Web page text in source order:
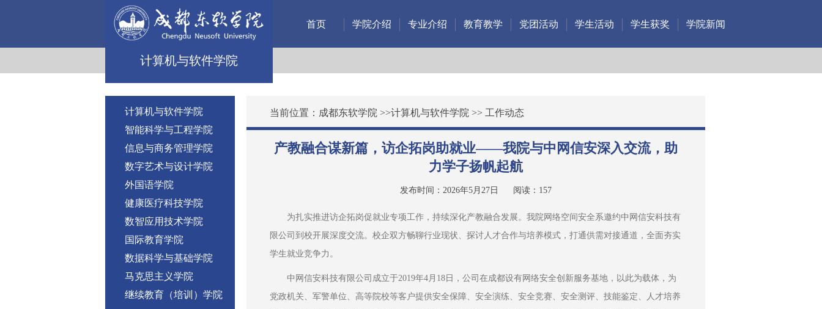
计算机与软件学院
首页 学院介绍 专业介绍 教育教学 党团活动 学生活动 学生获奖 学院新闻
计算机与软件学院
智能科学与工程学院
信息与商务管理学院
数字艺术与设计学院
外国语学院
健康医疗科技学院
数智应用技术学院
国际教育学院
数据科学与基础学院
马克思主义学院
继续教育（培训）学院
当前位置： 成都东软学院 >>计算机与软件学院 >> 工作动态
产教融合谋新篇，访企拓岗助就业——我院与中网信安深入交流，助
力学子扬帆起航
发布时间：2026年5月27日 阅读： 157
为扎实推进访企拓岗促就业专项工作，持续深化产教融合发展。我院网络空间安全系邀约中网信安科技有
限公司到校开展深度交流。校企双方畅聊行业现状、探讨人才合作与培养模式，打通供需对接通道，全面夯实
学生就业竞争力。
中网信安科技有限公司成立于2019年4月18日，公司在成都设有网络安全创新服务基地，以此为载体，为
党政机关、军警单位、高等院校等客户提供安全保障、安全演练、安全竞赛、安全测评、技能鉴定、人才培养